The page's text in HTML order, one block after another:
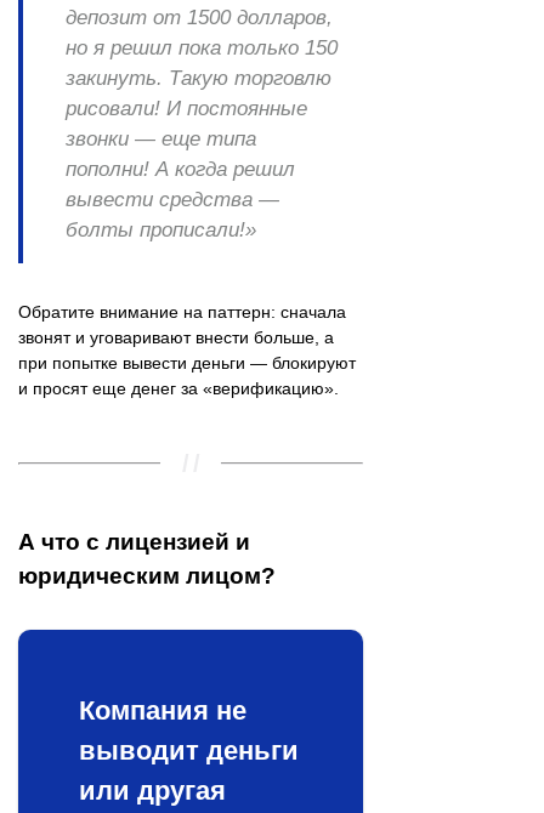
депозит от 1500 долларов,
но я решил пока только 150
закинуть. Такую торговлю
рисовали! И постоянные
звонки — еще типа
пополни! А когда решил
вывести средства —
болты прописали!»
Обратите внимание на паттерн: сначала
звонят и уговаривают внести больше, а
при попытке вывести деньги — блокируют
и просят еще денег за «верификацию».
А что с лицензией и
юридическим лицом?
Компания не
выводит деньги
или другая